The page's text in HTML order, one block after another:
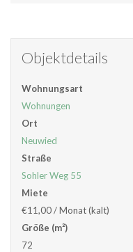
Objektdetails
Wohnungsart
Wohnungen
Ort
Neuwied
Straße
Sohler Weg 55
Miete
€11,00/ Monat (kalt)
Größe (m²)
72